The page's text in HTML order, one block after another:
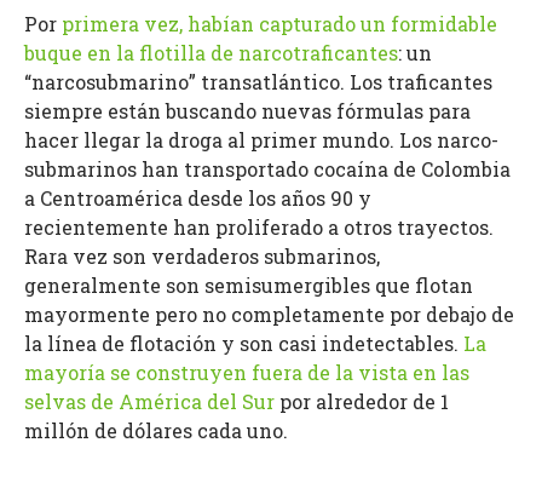
Por primera vez, habían capturado un formidable
buque en la flotilla de narcotraficantes: un
“narcosubmarino” transatlántico. Los traficantes
siempre están buscando nuevas fórmulas para
hacer llegar la droga al primer mundo. Los narco-
submarinos han transportado cocaína de Colombia
a Centroamérica desde los años 90 y
recientemente han proliferado a otros trayectos.
Rara vez son verdaderos submarinos,
generalmente son semisumergibles que flotan
mayormente pero no completamente por debajo de
la línea de flotación y son casi indetectables. La
mayoría se construyen fuera de la vista en las
selvas de América del Sur por alrededor de 1
millón de dólares cada uno.